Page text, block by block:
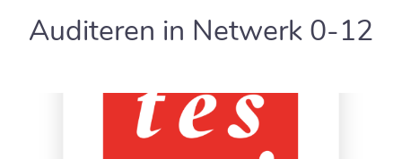
Auditeren in Netwerk 0-12